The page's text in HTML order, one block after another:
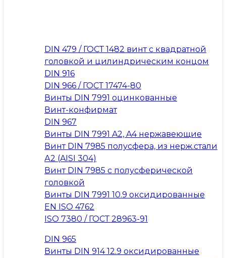
DIN 479 / ГОСТ 1482 винт с квадратной
головкой и цилиндрическим концом
DIN 916
DIN 966 / ГОСТ 17474-80
Винты DIN 7991 оцинкованные
Винт-конфирмат
DIN 967
Винты DIN 7991 A2, A4 нержавеющие
Винт DIN 7985 полусфера, из нерж.стали
А2 (AISI 304)
Винт DIN 7985 с полусферической
головкой
Винты DIN 7991 10.9 оксидированные
EN ISO 4762
ISO 7380 / ГОСТ 28963-91
DIN 965
Винты DIN 914 12.9 оксидированные